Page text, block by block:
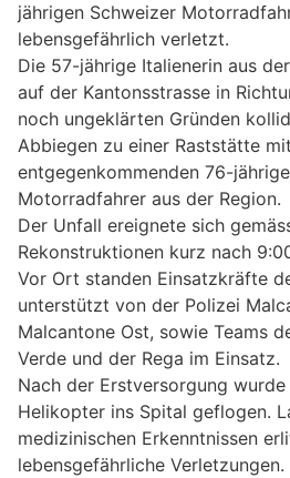
jährigen Schweizer
lebensgefährlich verletzt.
Die 57-jährige Italienerin aus
auf der Kantonsstrasse in
noch ungeklärten Gründen
Abbiegen zu einer Raststätte
entgegenkommenden 76-
Motorradfahrer aus der Region.
Der Unfall ereignete sich
Rekonstruktionen kurz nach
Vor Ort standen Einsatzkräfte
unterstützt von der Polizei
Malcantone Ost, sowie Teams
Verde und der Rega im Einsatz.
Nach der Erstversorgung
Helikopter ins Spital geflogen.
medizinischen Erkenntnissen
lebensgefährliche Verletzungen.